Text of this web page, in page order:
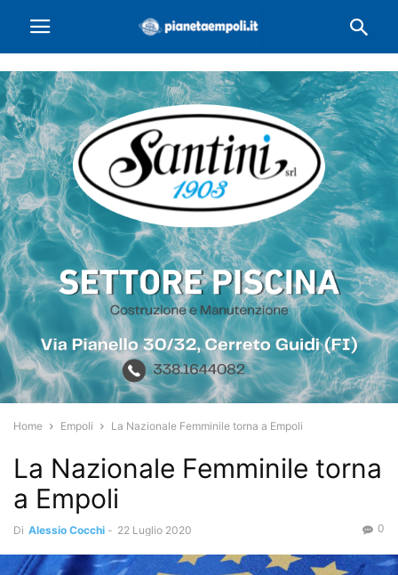
Home Empoli La Nazionale Femminile torna a Empoli
La Nazionale Femminile torna
a Empoli
Di Alessio Cocchi - 22 Luglio 2020 0